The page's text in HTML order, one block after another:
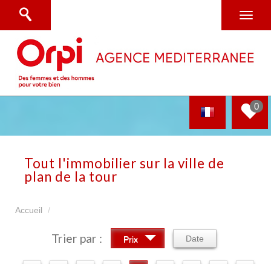
0
Tout l'immobilier sur la ville de
plan de la tour
Accueil
Trier par : Prix Date